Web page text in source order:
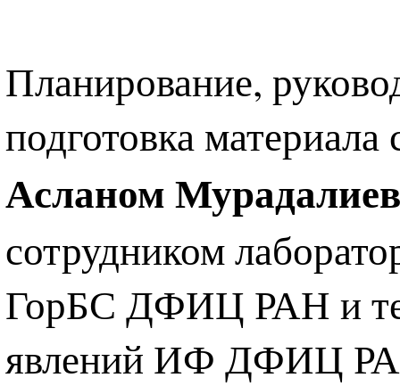
Планирование,
подготовка
Асланом
сотрудником
ГорБС ДФИЦ РАН и
явлений ИФ ДФИЦ